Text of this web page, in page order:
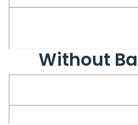
Without